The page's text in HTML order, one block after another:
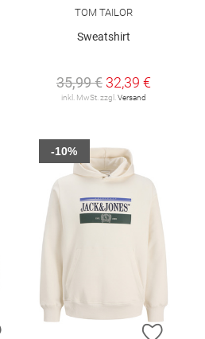
TOM TAILOR
Sweatshirt
35,99 € 32,39 €
inkl. MwSt. zzgl.Versand
ZUR WUNSCHLISTE HINZUFÜGEN
ZUR
-10%